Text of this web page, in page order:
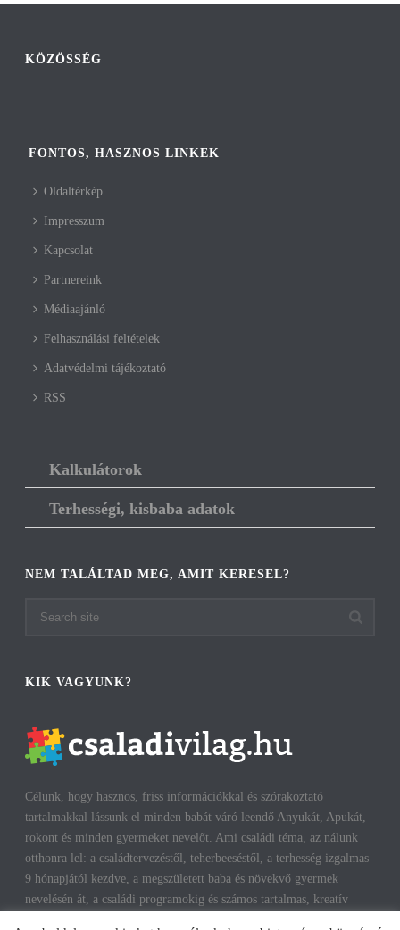
KÖZÖSSÉG
FONTOS, HASZNOS LINKEK
Oldaltérkép
Impresszum
Kapcsolat
Partnereink
Médiaajánló
Felhasználási feltételek
Adatvédelmi tájékoztató
RSS
Kalkulátorok
Terhességi, kisbaba adatok
NEM TALÁLTAD MEG, AMIT KERESEL?
KIK VAGYUNK?
Célunk, hogy hasznos, friss információkkal és szórakoztató
tartalmakkal lássunk el minden babát váró leendő Anyukát, Apukát,
rokont és minden gyermeket nevelőt. Ami családi téma, az nálunk
otthonra lel: a családtervezéstől, teherbeeséstől, a terhesség izgalmas
9 hónapjától kezdve, a megszületett baba és növekvő gyermek
nevelésén át, a családi programokig és számos tartalmas, kreatív